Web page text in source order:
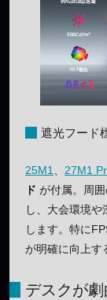
遮光フード
25M1 27M1
ド が付属。周
し、大会環境
します。特に
が明確に向上す
デスクが